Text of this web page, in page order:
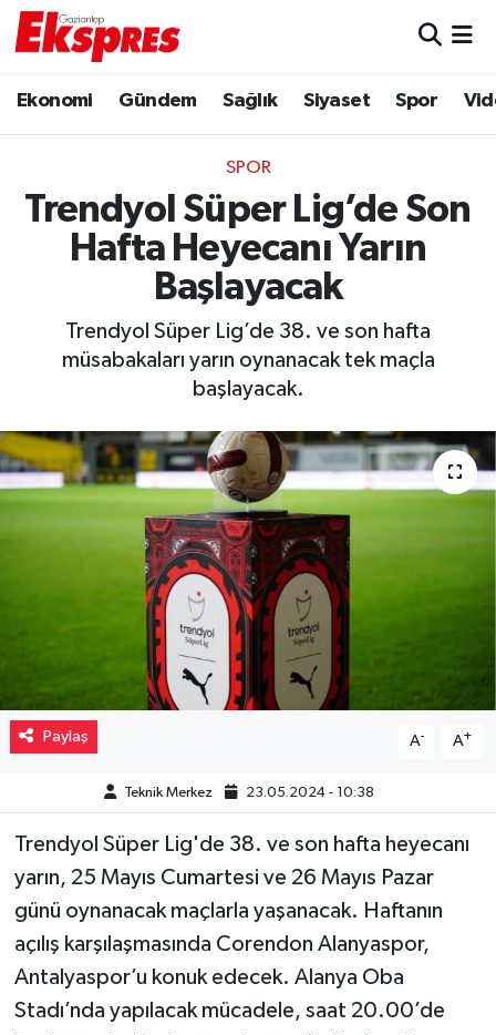
Ekonomi Gündem Sağlık Siyaset Spor
SPOR
Trendyol Süper Lig’de Son
Hafta Heyecanı Yarın
Başlayacak
Trendyol Süper Lig’de 38. ve son hafta
müsabakaları yarın oynanacak tek maçla
başlayacak.
Paylaş A- A+
Teknik Merkez 23.05.2024 - 10:38
Trendyol Süper Lig'de 38. ve son hafta heyecanı
yarın, 25 Mayıs Cumartesi ve 26 Mayıs Pazar
günü oynanacak maçlarla yaşanacak. Haftanın
açılış karşılaşmasında Corendon Alanyaspor,
Antalyaspor’u konuk edecek. Alanya Oba
Stadı’nda yapılacak mücadele, saat 20.00’de
Ekonomi
Gaziantep son dakika
Genel
Haberler
Magazin
Resmi İlanlar
Siyaset
Spor
Teknoloji
Türkiye
Trafik Durumu
Puan Durumu ve Fikstür
Tüm Manşetler
Son Dakika Haberleri
Haber Arşivi